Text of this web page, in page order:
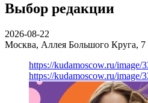
Выбор редакции
2026-08-22
Москва, Аллея Большого Круга, 7
https://kudamoscow.ru/image/
https://kudamoscow.ru/image/